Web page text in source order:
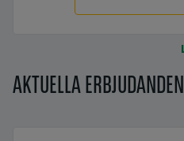
AKTUELLA